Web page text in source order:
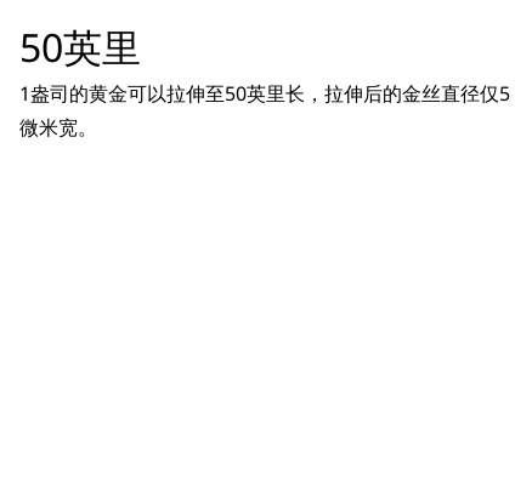
50英里
1盎司的黄金可以拉伸至50英里长，拉伸后的金丝直径仅5
微米宽。